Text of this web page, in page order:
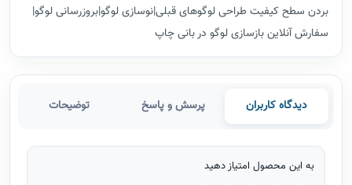
بردن سطح کیفیت طراحی لوگوهای قبلی|نوسازی لوگو|بروزرسانی لوگو|
سفارش آنلاین بازسازی لوگو در بانی چاپ
دیدگاه کاربران پرسش و پاسخ توضیحات
به این محصول امتیاز دهید